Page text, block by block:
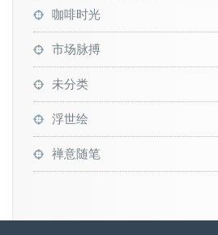
咖啡时光
市场脉搏
未分类
浮世绘
禅意随笔